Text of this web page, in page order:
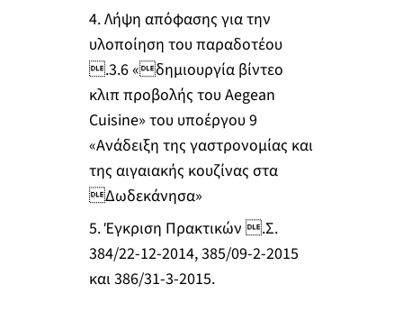
4. Λήψη απόφασης για την
υλοποίηση του παραδοτέου
.3.6 «δημιουργία βίντεο
κλιπ προβολής του Aegean
Cuisine» του υποέργου 9
«Ανάδειξη της γαστρονομίας και
της αιγαιακής κουζίνας στα
Δωδεκάνησα»
5. Έγκριση Πρακτικών .Σ.
384/22-12-2014, 385/09-2-2015
και 386/31-3-2015.